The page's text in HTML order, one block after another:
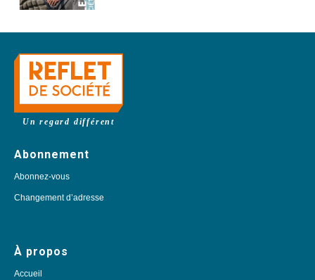
Un regard différent
Abonnement
Abonnez-vous
Changement d’adresse
À propos
Accueil